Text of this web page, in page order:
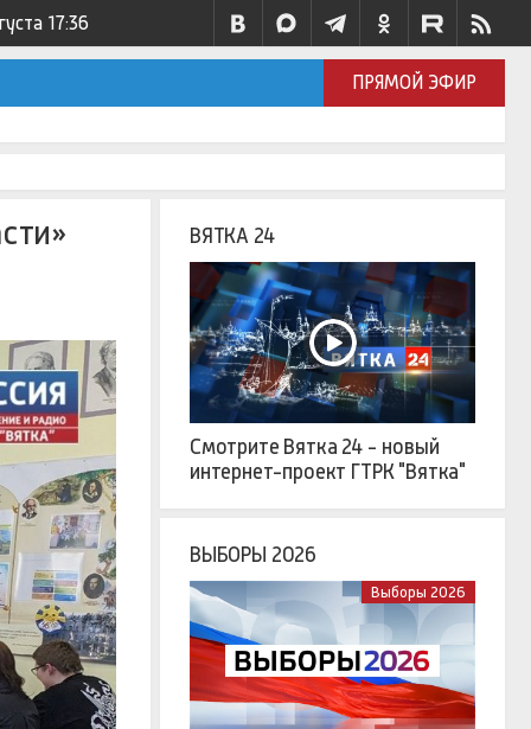
17:36
ПРЯМОЙ ЭФИР
ВЯТКА 24
Смотрите Вятка 24 - новый
интернет-проект ГТРК "Вятка"
ВЫБОРЫ 2026
Выборы 2026